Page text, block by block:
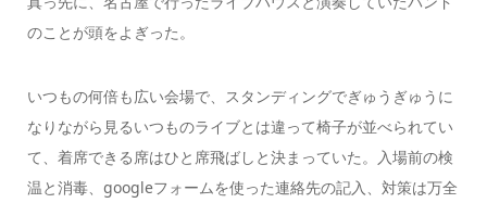
のことが頭をよぎった。
いつもの何倍も広い会場で、スタンディングでぎゅうぎゅうに
なりながら見るいつものライブとは違って椅子が並べられてい
て、着席できる席はひと席飛ばしと決まっていた。入場前の検
温と消毒、googleフォームを使った連絡先の記入、対策は万全